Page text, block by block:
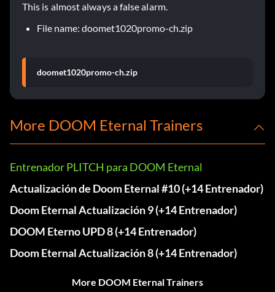
This is almost always a false alarm.
File name: doomet1020promo-ch.zip
doomet1020promo-ch.zip
More DOOM Eternal Trainers
Entrenador PLITCH para DOOM Eternal
Actualización de Doom Eternal #10 (+14 Entrenador)
Doom Eternal Actualización 9 (+14 Entrenador)
DOOM Eterno UPD 8 (+14 Entrenador)
Doom Eternal Actualización 8 (+14 Entrenador)
More DOOM Eternal Trainers